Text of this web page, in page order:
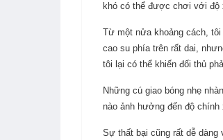
khó có thể được chơi với độ
Từ một nửa khoảng cách, tôi
cao su phía trên rất dai,
tôi lại có thể khiến đối thủ
Những cú giao bóng nhẹ
nào ảnh hưởng đến độ
Sự thất bại cũng rất dễ